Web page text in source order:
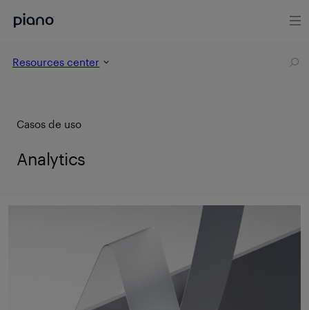
Resources center
Casos de uso
Analytics